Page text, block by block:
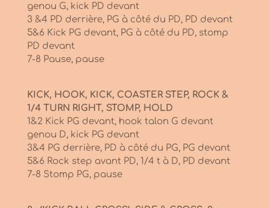
genou G, kick PD devant
3 &4 PD derrière, PG à côté du PD, PD devant
5&6 Kick PG devant, PG à côté du PD, stomp
PD devant
7-8 Pause, pause
KICK, HOOK, KICK, COASTER STEP, ROCK &
1/4 TURN RIGHT, STOMP, HOLD
1&2 Kick PG devant, hook talon G devant
genou D, kick PG devant
3&4 PG derrière, PD à côté du PG, PG devant
5&6 Rock step avant PD, 1/4 t à D, PD devant
7-8 Stomp PG, pause